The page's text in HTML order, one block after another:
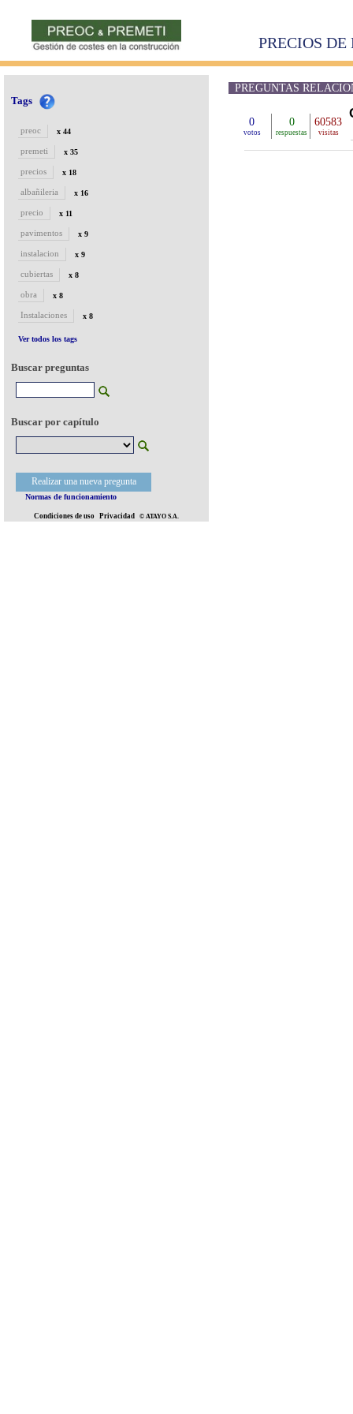
PRECIOS
Tags
preoc x 44
premeti x 35
precios x 18
albañileria x 16
precio x 11
pavimentos x 9
instalacion x 9
cubiertas x 8
obra x 8
Instalaciones x 8
Ver todos los tags
Buscar preguntas
Buscar por capítulo
Realizar una nueva pregunta
Normas de funcionamiento
Condiciones de uso Privacidad © ATAYO S.A.
PREGUNTAS
0
votos
0
respuestas
60583
visitas